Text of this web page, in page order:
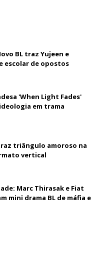
BL traz Yujeen e
escolar de opostos
'When Light Fades'
em trama
triângulo amoroso na
vertical
Marc Thirasak e Fiat
mini drama BL de máfia e